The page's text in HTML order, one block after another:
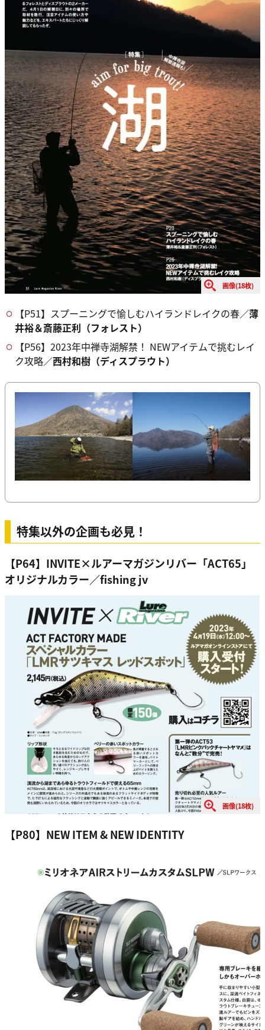
画像(18枚)
【P51】スプーニングで愉しむハイランドレイクの春／薄
井裕＆斎藤正利（フォレスト）
【P56】2023年中禅寺湖解禁！ NEWアイテムで挑むレイ
ク攻略／西村和樹（ディスプラウト）
特集以外の企画も必見！
【P64】INVITE×ルアーマガジンリバー「ACT65」
オリジナルカラー／fishing jv
画像(18枚)
【P80】NEW ITEM & NEW IDENTITY